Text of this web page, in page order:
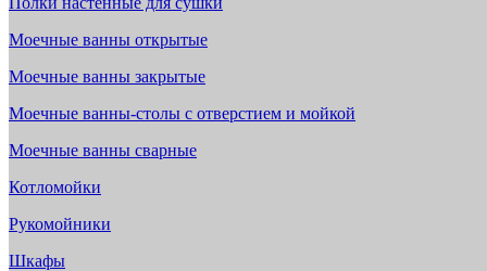
Моечные ванны открытые
Моечные ванны закрытые
Моечные ванны-столы с отверстием и мойкой
Моечные ванны сварные
Котломойки
Рукомойники
Шкафы